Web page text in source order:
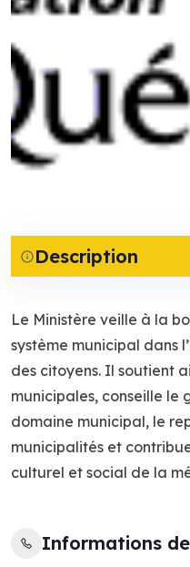
Description
Le Ministère veille à la
système municipal dans
des citoyens. Il soutient
municipales, conseille le
domaine municipal, le
municipalités et
culturel et social de la
Informations